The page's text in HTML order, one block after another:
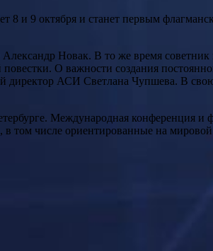
и 9 октября и станет первым
Новак. В то же время
О важности создания
директор АСИ Светлана Чупшева. В
Международная конференция и
в том числе ориентированные на